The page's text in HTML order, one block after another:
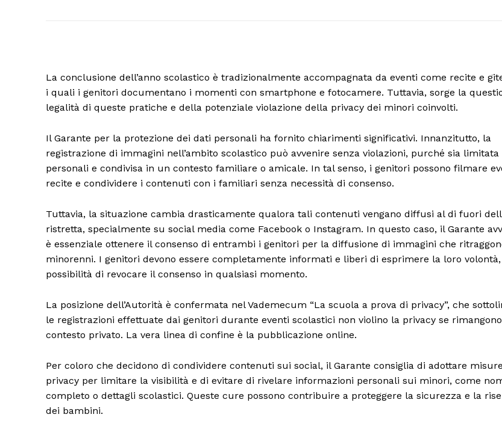
La conclusione dell’anno scolastico è tradizionalmente accompagnata da eventi come recite e
i quali i genitori documentano i momenti con smartphone e fotocamere. Tuttavia, sorge la
legalità di queste pratiche e della potenziale violazione della privacy dei minori coinvolti.
Il Garante per la protezione dei dati personali ha fornito chiarimenti significativi. Innanzitutto, la
registrazione di immagini nell’ambito scolastico può avvenire senza violazioni, purché sia limitata
personali e condivisa in un contesto familiare o amicale. In tal senso, i genitori possono filmare
recite e condividere i contenuti con i familiari senza necessità di consenso.
Tuttavia, la situazione cambia drasticamente qualora tali contenuti vengano diffusi al di fuori
ristretta, specialmente su social media come Facebook o Instagram. In questo caso, il Garante
è essenziale ottenere il consenso di entrambi i genitori per la diffusione di immagini che
minorenni. I genitori devono essere completamente informati e liberi di esprimere la loro
possibilità di revocare il consenso in qualsiasi momento.
La posizione dell’Autorità è confermata nel Vademecum “La scuola a prova di privacy”, che
le registrazioni effettuate dai genitori durante eventi scolastici non violino la privacy se
contesto privato. La vera linea di confine è la pubblicazione online.
Per coloro che decidono di condividere contenuti sui social, il Garante consiglia di adottare
privacy per limitare la visibilità e di evitare di rivelare informazioni personali sui minori, come
completo o dettagli scolastici. Queste cure possono contribuire a proteggere la sicurezza e la
dei bambini.